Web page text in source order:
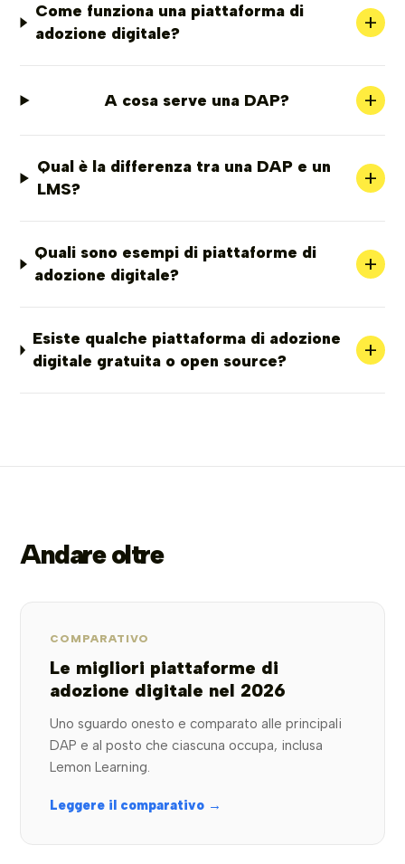
Come funziona una piattaforma di
adozione digitale?
+
A cosa serve una DAP? +
Qual è la differenza tra una DAP e un
LMS?
+
Quali sono esempi di piattaforme di
adozione digitale?
+
Esiste qualche piattaforma di adozione
digitale gratuita o open source?
+
Andare oltre
COMPARATIVO
Le migliori piattaforme di
adozione digitale nel 2026
Uno sguardo onesto e comparato alle principali
DAP e al posto che ciascuna occupa, inclusa
Lemon Learning.
Leggere il comparativo →